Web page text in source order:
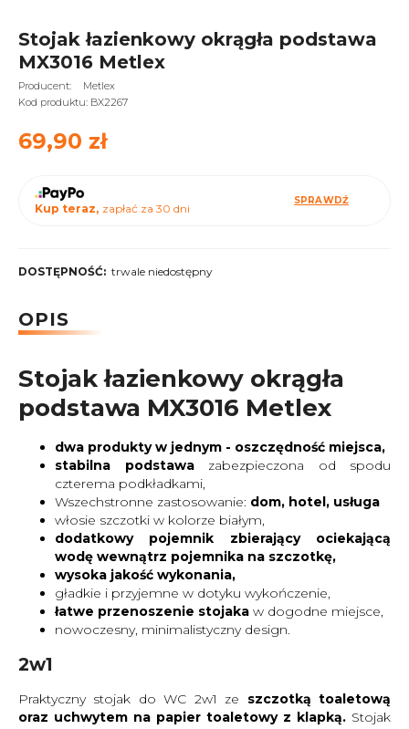
Stojak łazienkowy okrągła podstawa
MX3016 Metlex
Producent:
Metlex
Kod produktu: BX2267
69,90 zł
Kup teraz, zapłać za 30 dni
SPRAWDŹ
DOSTĘPNOŚĆ: trwale niedostępny
OPIS
Stojak łazienkowy okrągła
podstawa MX3016 Metlex
dwa produkty w jednym - oszczędność miejsca,
stabilna podstawazabezpieczona od spodu
czterema podkładkami,
Wszechstronne zastosowanie: dom, hotel, usługa
włosie szczotki w kolorze białym,
dodatkowy pojemnik zbierający ociekającą
wodę wewnątrz pojemnika na szczotkę,
wysoka jakość wykonania,
gładkie i przyjemne w dotyku wykończenie,
łatwe przenoszenie stojaka w dogodne miejsce,
nowoczesny, minimalistyczny design.
2w1
Praktyczny stojak do WC 2w1 ze szczotką toaletową
oraz uchwytem na papier toaletowy z klapką. Stojak